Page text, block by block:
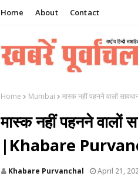
Home About Contact
Home Mumbai मास्क नहीं पहनने वालों
मास्क नहीं पहनने वालों
|Khabare
Khabare Purvanchal April 21,